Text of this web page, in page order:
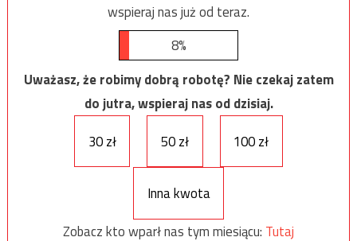
wspieraj nas już od teraz.
8%
Uważasz, że robimy dobrą robotę? Nie czekaj zatem
do jutra, wspieraj nas od dzisiaj.
30 zł
50 zł 100 zł
Inna kwota
Zobacz kto wparł nas tym miesiącu: Tutaj